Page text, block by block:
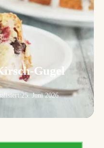
Gugel
25. Juni 2026